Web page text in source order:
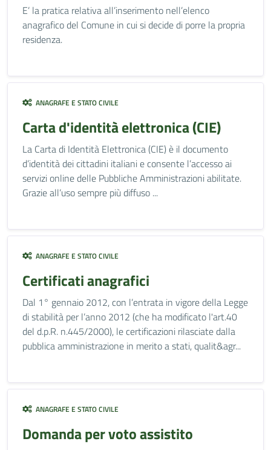
E’ la pratica relativa all’inserimento nell’elenco
anagrafico del Comune in cui si decide di porre la propria
residenza.
ANAGRAFE E STATO CIVILE
Carta d'identità elettronica (CIE)
La Carta di Identità Elettronica (CIE) è il documento
d’identità dei cittadini italiani e consente l’accesso ai
servizi online delle Pubbliche Amministrazioni abilitate.
Grazie all’uso sempre più diffuso ...
ANAGRAFE E STATO CIVILE
Certificati anagrafici
Dal 1° gennaio 2012, con l’entrata in vigore della Legge
di stabilità per l’anno 2012 (che ha modificato l'art.40
del d.p.R. n.445/2000), le certificazioni rilasciate dalla
pubblica amministrazione in merito a stati, qualit&agr...
ANAGRAFE E STATO CIVILE
Domanda per voto assistito